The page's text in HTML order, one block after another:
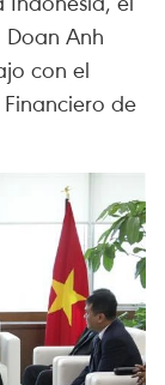
Anh
con el
de